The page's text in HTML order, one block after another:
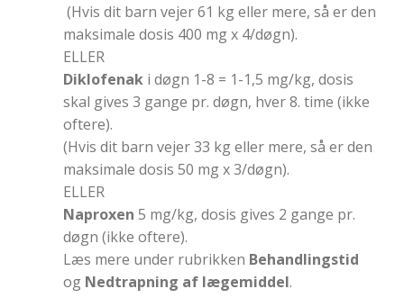
(Hvis dit barn vejer 61 kg eller mere, så er den
maksimale dosis 400 mg x 4/døgn).
ELLER
Diklofenak i døgn 1-8 = 1-1,5 mg/kg, dosis
skal gives 3 gange pr. døgn, hver 8. time (ikke
oftere).
(Hvis dit barn vejer 33 kg eller mere, så er den
maksimale dosis 50 mg x 3/døgn).
ELLER
Naproxen 5 mg/kg, dosis gives 2 gange pr.
døgn (ikke oftere).
Læs mere under rubrikken Behandlingstid
og Nedtrapning af lægemiddel.